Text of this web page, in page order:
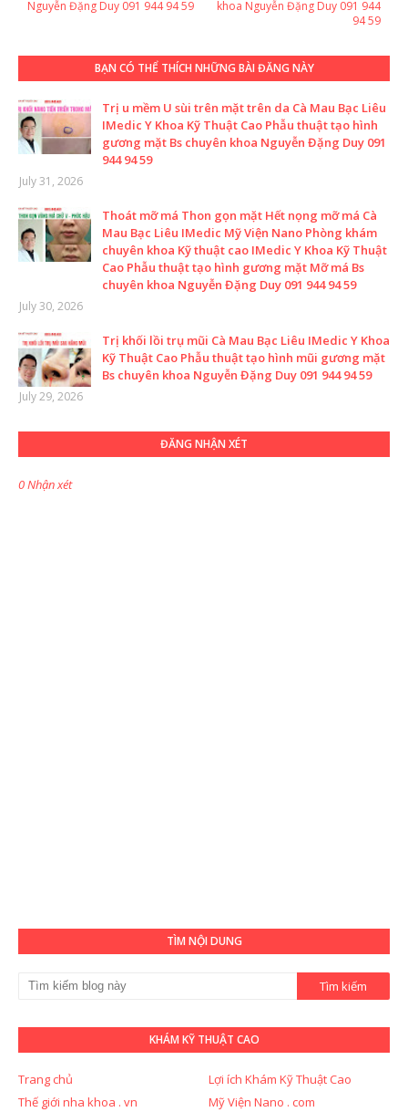
khoa Nguyễn Đặng Duy 091 944
94 59
Nguyễn Đặng Duy 091 944 94 59
BẠN CÓ THỂ THÍCH NHỮNG BÀI ĐĂNG NÀY
Trị u mềm U sùi trên mặt trên da Cà Mau Bạc Liêu
IMedic Y Khoa Kỹ Thuật Cao Phẫu thuật tạo hình
gương mặt Bs chuyên khoa Nguyễn Đặng Duy 091
944 94 59
July 31, 2026
Thoát mỡ má Thon gọn mặt Hết nọng mỡ má Cà
Mau Bạc Liêu IMedic Mỹ Viện Nano Phòng khám
chuyên khoa Kỹ thuật cao IMedic Y Khoa Kỹ Thuật
Cao Phẫu thuật tạo hình gương mặt Mỡ má Bs
chuyên khoa Nguyễn Đặng Duy 091 944 94 59
July 30, 2026
Trị khối lồi trụ mũi Cà Mau Bạc Liêu IMedic Y Khoa
Kỹ Thuật Cao Phẫu thuật tạo hình mũi gương mặt
Bs chuyên khoa Nguyễn Đặng Duy 091 944 94 59
July 29, 2026
ĐĂNG NHẬN XÉT
0 Nhận xét
TÌM NỘI DUNG
KHÁM KỸ THUẬT CAO
Trang chủ
Lợi ích Khám Kỹ Thuật Cao
Thế giới nha khoa . vn
Mỹ Viện Nano . com